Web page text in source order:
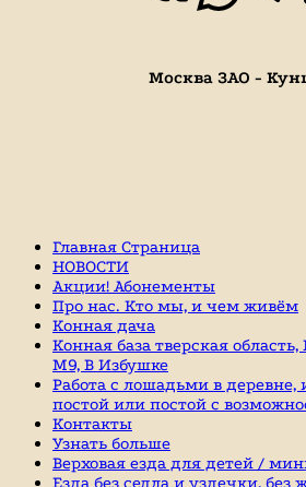
Москва ЗАО -
Главная Страница
НОВОСТИ
Акции! Абонементы
Про нас. Кто мы, и чем живём
Конная дача
Конная база тверская
М9, В Избушке
Работа с лошадьми в деревне,
постой или постой с
Контакты
Узнать больше
Верховая езда для детей /
Езда без седла и уздечки, без